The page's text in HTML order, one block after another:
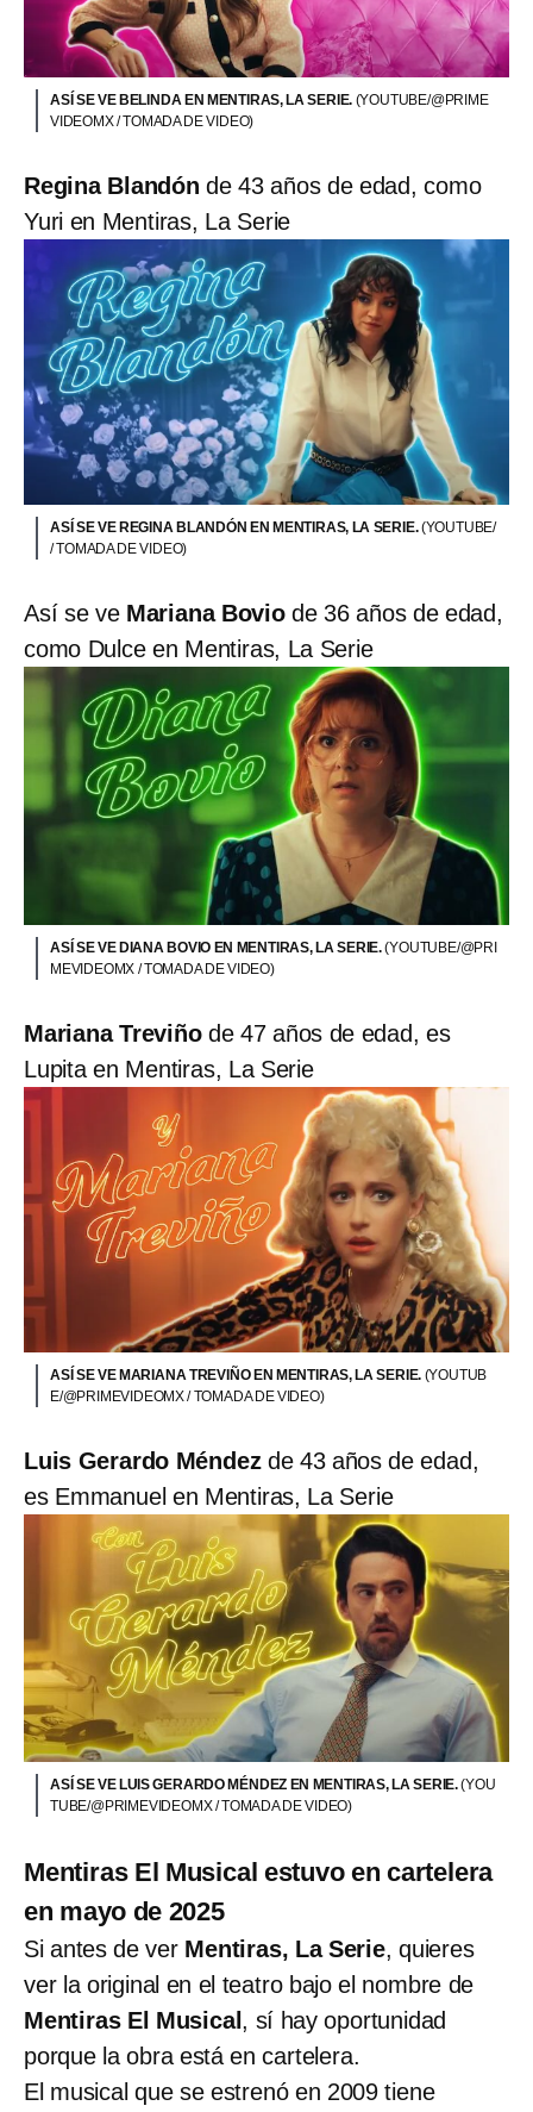
ASÍ SE VE BELINDA EN MENTIRAS, LA SERIE. (YOUTUBE/@PRIME
VIDEOMX / TOMADA DE VIDEO)
Regina Blandón de 43 años de edad, como
Yuri en Mentiras, La Serie
ASÍ SE VE REGINA BLANDÓN EN MENTIRAS, LA SERIE.(YOUTUBE/
/ TOMADA DE VIDEO)
Así se ve Mariana Boviode 36 años de edad,
como Dulce en Mentiras, La Serie
ASÍ SE VE DIANA BOVIO EN MENTIRAS, LA SERIE.(YOUTUBE/@PRI
MEVIDEOMX / TOMADA DE VIDEO)
Mariana Treviñode 47 años de edad, es
Lupita en Mentiras, La Serie
ASÍ SE VE MARIANA TREVIÑO EN MENTIRAS, LA SERIE. (YOUTUB
E/@PRIMEVIDEOMX / TOMADA DE VIDEO)
Luis Gerardo Méndezde 43 años de edad,
es Emmanuel en Mentiras, La Serie
ASÍ SE VE LUIS GERARDO MÉNDEZ EN MENTIRAS, LA SERIE.(YOU
TUBE/@PRIMEVIDEOMX / TOMADA DE VIDEO)
Mentiras El Musical estuvo en cartelera
en mayo de 2025
Si antes de ver Mentiras, La Serie, quieres
ver la original en el teatro bajo el nombre de
Mentiras El Musical, sí hay oportunidad
porque la obra está en cartelera.
El musical que se estrenó en 2009 tiene